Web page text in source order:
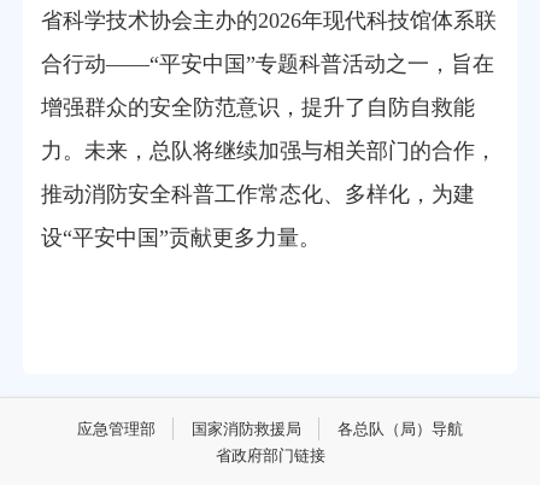
省科学技术协会主办的2026年现代科技馆体系联
合行动——“平安中国”专题科普活动之一，旨在
增强群众的安全防范意识，提升了自防自救能
力。未来，总队将继续加强与相关部门的合作，
推动消防安全科普工作常态化、多样化，为建
设“平安中国”贡献更多力量。
应急管理部 国家消防救援局
各总队（局）导航
省政府部门链接